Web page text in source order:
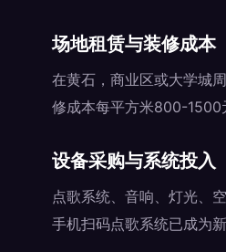
场地租赁与装修成本
在黄石，商业区或大学城
修成本每平方米800-1500
设备采购与系统投入
点歌系统、音响、灯光、
手机扫码点歌系统已成为